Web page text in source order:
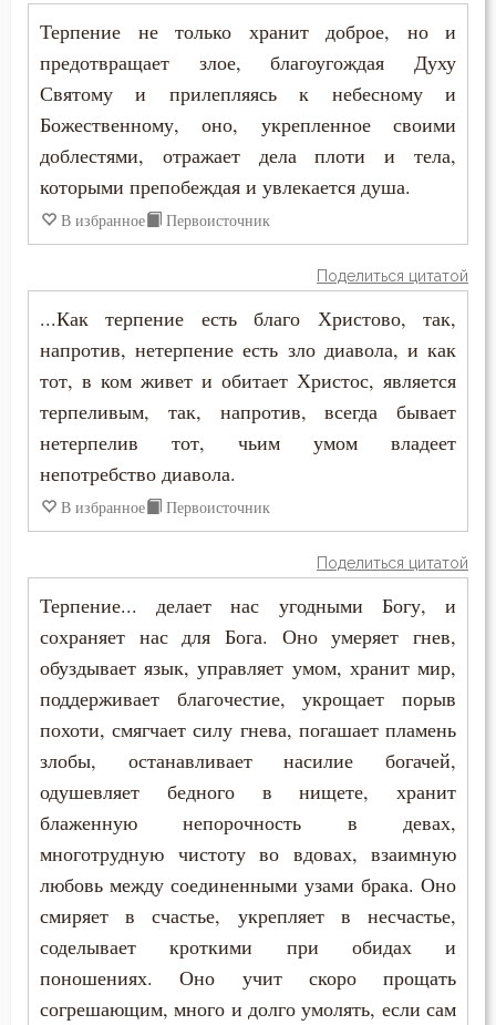
Богатство
Богоугождение
Борьба
Будущее
Воплощение
Высокомерие
Девство
Деньги
Духовная жизнь
Ересь
Жизнь
Жизнь вечная
Идолопоклонство
Исповедник
Исповедь
Крест
Антоний Оптинский (Путилов)
Василий Великий
Григорий Богослов
Григорий Палама
Григорий Синаит
Димитрий Ростовский
Ефрем Сирин
Зосима Палестинский
Игнатий Брянчанинов
Илия Екдик
Иоанн Кассиан Римлянин
Иоанн Лествичник
Иосиф Оптинский (Литовкин)
Исаак Сирин Ниневийский
Исидор Пелусиот
Киприан Карфагенский
Макарий Великий
Макарий Оптинский (Иванов)
Терпение не только хранит доброе, но и
предотвращает злое, благоугождая Духу
Святому и прилепляясь к небесному и
Божественному, оно, укрепленное своими
доблестями, отражает дела плоти и тела,
которыми препобеждая и увлекается душа.
В избранное Первоисточник
Поделиться цитатой
...Как терпение есть благо Христово, так,
напротив, нетерпение есть зло диавола, и как
тот, в ком живет и обитает Христос, является
терпеливым, так, напротив, всегда бывает
нетерпелив тот, чьим умом владеет
непотребство диавола.
В избранное Первоисточник
Поделиться цитатой
Терпение... делает нас угодными Богу, и
сохраняет нас для Бога. Оно умеряет гнев,
обуздывает язык, управляет умом, хранит мир,
поддерживает благочестие, укрощает порыв
похоти, смягчает силу гнева, погашает пламень
злобы, останавливает насилие богачей,
одушевляет бедного в нищете, хранит
блаженную непорочность в девах,
многотрудную чистоту во вдовах, взаимную
любовь между соединенными узами брака. Оно
смиряет в счастье, укрепляет в несчастье,
соделывает кроткими при обидах и
поношениях. Оно учит скоро прощать
согрешающим, много и долго умолять, если сам